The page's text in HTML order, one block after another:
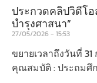
ประกวดคลิปวิดีโอ
บำรุงศาสนา”
27/05/2026 15:53
ขยายเวลาถึงวันที่
คุณสมบัติ : ประถมศึ